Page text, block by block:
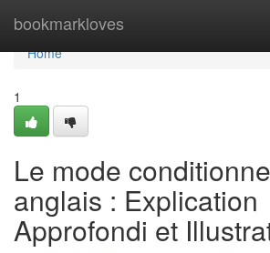
bookmarkloves
Home
Home
1
Le mode
anglais : Explication
Approfondi et